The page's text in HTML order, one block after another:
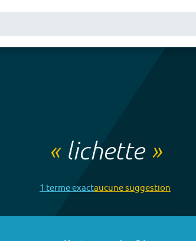
« lichette»
1 termeexactaucunesuggestion